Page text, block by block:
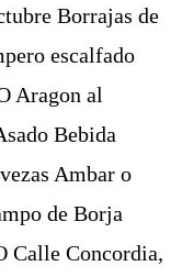
Borrajas de
escalfado
Aragon al
Bebida
Ambar o
de Borja
Calle Concordia,